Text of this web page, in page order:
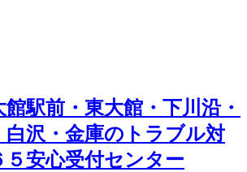
館駅前・東大館・下川沿・
白沢・金庫のトラブル対
５安心受付センター